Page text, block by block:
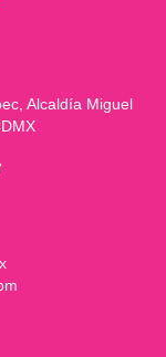
Alcaldía Miguel